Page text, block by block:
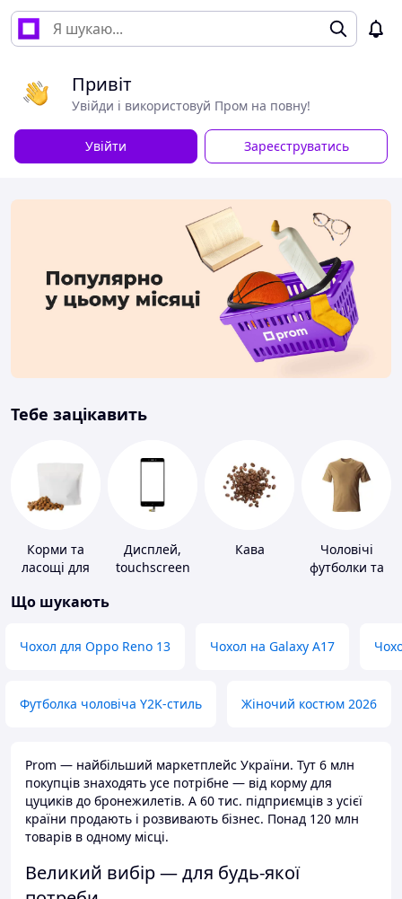
Привіт
Увійди і використовуй Пром на повну!
Увійти Зареєструватись
Тебе зацікавить
Корми та
ласощі для
тварин і
Дисплей,
touchscreen
Кава
Чоловічі
футболки та
Що шукають
Чохол для Oppo Reno 13 Чохол на Galaxy A17
Футболка чоловіча Y2K-стиль Жіночий костюм 2026
Prom — найбільший маркетплейс України. Тут 6 млн
покупців знаходять усе потрібне — від корму для
цуциків до бронежилетів. А 60 тис. підприємців з усієї
країни продають і розвивають бізнес. Понад 120 млн
товарів в одному місці.
Великий вибір — для будь-якої